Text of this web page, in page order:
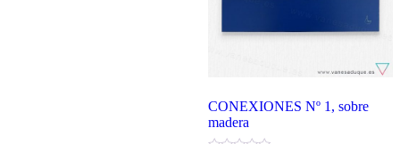
CONEXIONES Nº 1, sobre
madera